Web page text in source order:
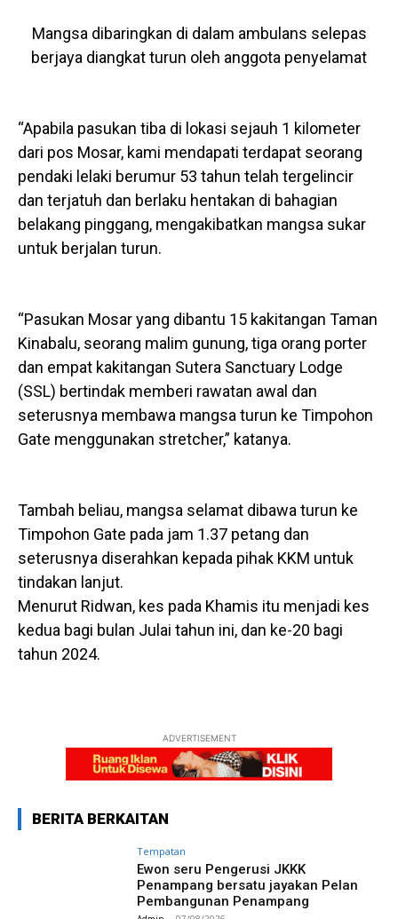
Mangsa dibaringkan di dalam ambulans selepas
berjaya diangkat turun oleh anggota penyelamat
“Apabila pasukan tiba di lokasi sejauh 1 kilometer
dari pos Mosar, kami mendapati terdapat seorang
pendaki lelaki berumur 53 tahun telah tergelincir
dan terjatuh dan berlaku hentakan di bahagian
belakang pinggang, mengakibatkan mangsa sukar
untuk berjalan turun.
“Pasukan Mosar yang dibantu 15 kakitangan Taman
Kinabalu, seorang malim gunung, tiga orang porter
dan empat kakitangan Sutera Sanctuary Lodge
(SSL) bertindak memberi rawatan awal dan
seterusnya membawa mangsa turun ke Timpohon
Gate menggunakan stretcher,” katanya.
Tambah beliau, mangsa selamat dibawa turun ke
Timpohon Gate pada jam 1.37 petang dan
seterusnya diserahkan kepada pihak KKM untuk
tindakan lanjut.
Menurut Ridwan, kes pada Khamis itu menjadi kes
kedua bagi bulan Julai tahun ini, dan ke-20 bagi
tahun 2024.
ADVERTISEMENT
BERITA BERKAITAN
Tempatan
Ewon seru Pengerusi JKKK
Penampang bersatu jayakan Pelan
Pembangunan Penampang